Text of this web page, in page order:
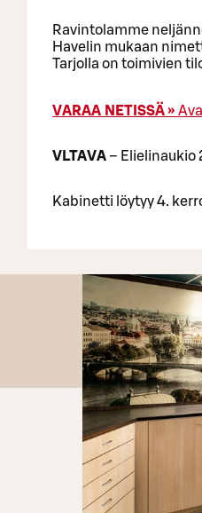
Ravintolamme
Havelin mukaan
Tarjolla on toimivien
VARAA NETISSÄ »
VLTAVA – Elielinaukio
Kabinetti löytyy 4.